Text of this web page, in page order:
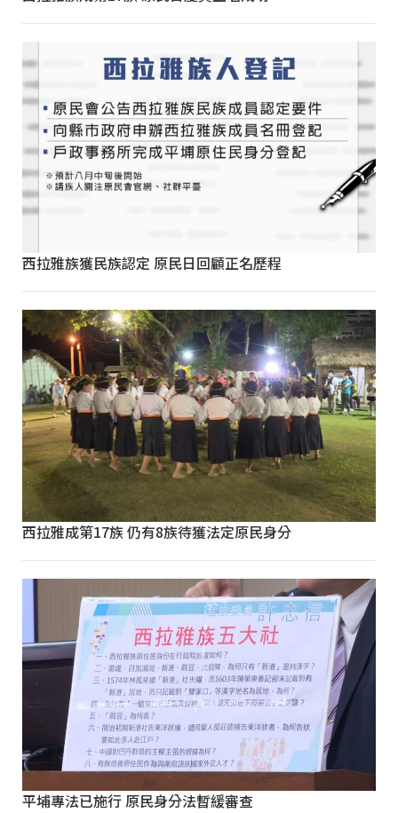
西拉雅族獲民族認定 原民日回顧正名歷程
西拉雅成第17族 仍有8族待獲法定原民身分
平埔專法已施行 原民身分法暫緩審查